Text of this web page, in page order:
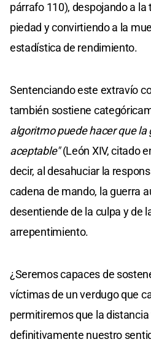
párrafo 110), despojando a la
piedad y convirtiendo a la
estadística de rendimiento.
Sentenciando este extravío
también sostiene
algoritmo puede hacer que
aceptable"(León XIV, citado
decir, al desahuciar la
cadena de mando, la guerra
desentiende de la culpa y de
arrepentimiento.
¿Seremos capaces de
víctimas de un verdugo que
permitiremos que la
definitivamente nuestro